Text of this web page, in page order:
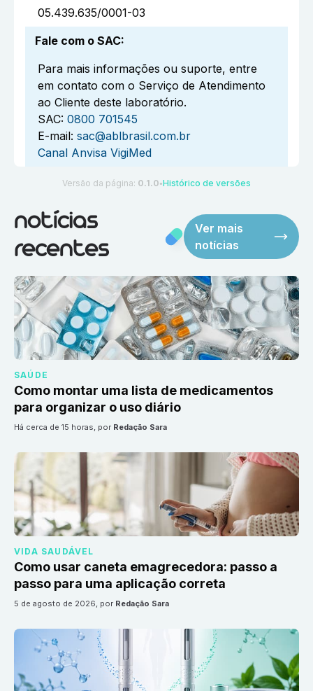
05.439.635/0001-03
Fale com o SAC:
Para mais informações ou suporte, entre
em contato com o Serviço de Atendimento
ao Cliente deste laboratório.
SAC: 0800 701545
E-mail: sac@ablbrasil.com.br
Canal Anvisa VigiMed
Versão da página: 0.1.0 ●Histórico de versões
notícias
recentes
Ver mais
notícias
SAÚDE
Como montar uma lista de medicamentos
para organizar o uso diário
há cerca de 15 horas, por Redação Sara
VIDA SAUDÁVEL
Como usar caneta emagrecedora: passo a
passo para uma aplicação correta
5 de agosto de 2026, por Redação Sara